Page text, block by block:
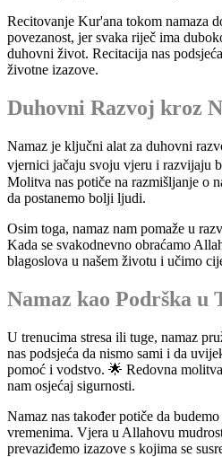
Recitovanje Kur'ana tokom namaza
povezanost, jer svaka riječ ima
duhovni život. Recitacija nas
životne izazove.
Duhovni Razvoj kroz
Namaz je ključni alat za duhovni
vjernici jačaju svoju vjeru i razvijaju
Molitva nas potiče na razmišljanje o
da postanemo bolji ljudi.
Osim toga, namaz nam pomaže u
Kada se svakodnevno obraćamo
blagoslova u našem životu i učimo
Namaz kao Podrška u
U trenucima stresa ili tuge, namaz
nas podsjeća da nismo sami i da
pomoć i vodstvo. 🌟 Redovna
nam osjećaj sigurnosti.
Namaz nas također potiče da
vremenima. Vjera u Allahovu
prevaziđemo izazove s kojima se